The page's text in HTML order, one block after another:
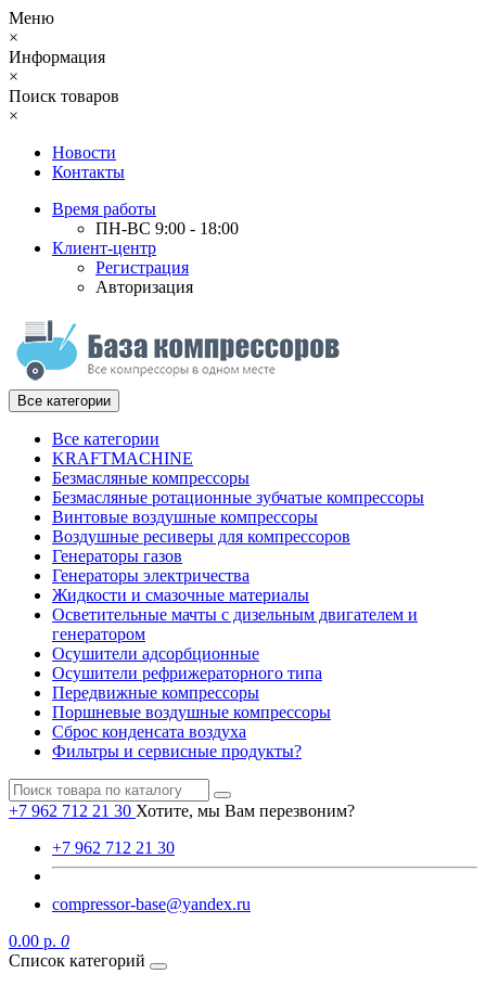
Меню
×
Информация
×
Поиск товаров
×
Новости
Контакты
Время работы
ПН-ВС 9:00 - 18:00
Клиент-центр
Регистрация
Авторизация
Все категории
Все категории
KRAFTMACHINE
Безмасляные компрессоры
Безмасляные ротационные зубчатые компрессоры
Винтовые воздушные компрессоры
Воздушные ресиверы для компрессоров
Генераторы газов
Генераторы электричества
Жидкости и смазочные материалы
Осветительные мачты с дизельным двигателем и
генератором
Осушители адсорбционные
Осушители рефрижераторного типа
Передвижные компрессоры
Поршневые воздушные компрессоры
Сброс конденсата воздуха
Фильтры и сервисные продукты?
+7 962 712 21 30 Хотите, мы Вам перезвоним?
+7 962 712 21 30
compressor-base@yandex.ru
0.00 р. 0
Список категорий